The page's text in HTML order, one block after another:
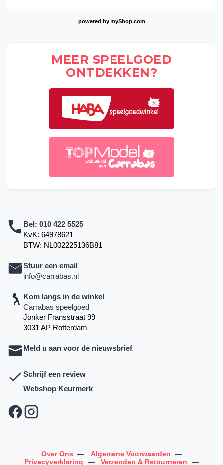
powered by myShop.com
MEER SPEELGOED
ONTDEKKEN?
Bel: 010 422 5525
KvK: 64978621
BTW: NL002225136B81
Stuur een email
info@carrabas.nl
Kom langs in de winkel
Carrabas speelgoed
Jonker Fransstraat 99
3031 AP Rotterdam
Meld u aan voor de nieuwsbrief
Schrijf een review
Webshop Keurmerk
Over Ons — Algemene Voorwaarden —
Privacyverklaring
— Verzenden & Retourneren —